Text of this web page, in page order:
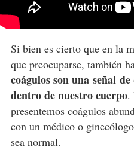
Si bien es cierto que en la
que preocuparse, también
coágulos son una señal
dentro de nuestro cuerpo.
presentemos coágulos
con un médico o
sea normal.